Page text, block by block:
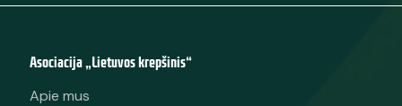
Asociacija „Lietuvos krepšinis“
Apie mus